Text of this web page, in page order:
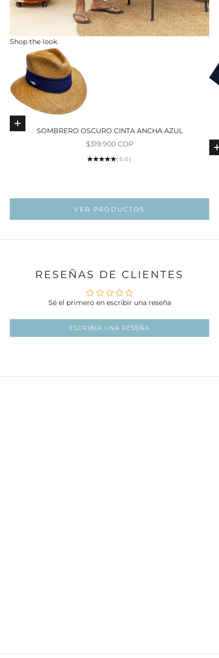
Ir al
Shop the look
Elige opciones
SOMBRERO OSCURO CINTA ANCHA AZUL
Precio de oferta
$319.900 COP
(5.0)
VER PRODUCTOS
RESEÑAS DE CLIENTES
Sé el primero en escribir una reseña
ESCRIBIR UNA RESEÑA